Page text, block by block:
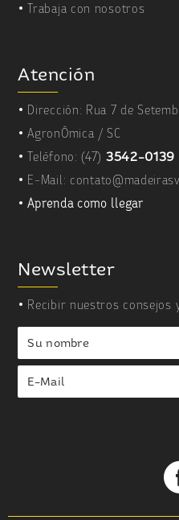
Trabaja con nosotros
Atención
Dirección: Rua 7 de
AgronÔmica / SC
Teléfono:(47) 3542-0139
E-Mail:
Aprenda como llegar
Newsletter
Recibir nuestros consejos